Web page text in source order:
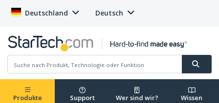
Deutschland Deutsch
Produkte Support Wer sind wir? Wissen